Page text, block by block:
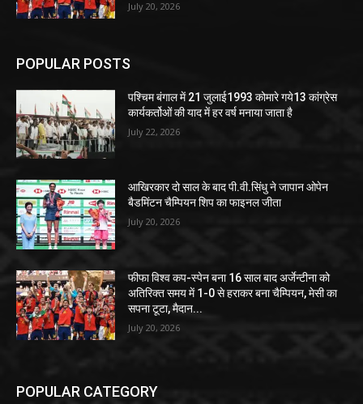
July 20, 2026
POPULAR POSTS
पश्चिम बंगाल में 21 जुलाई1993 कोमारे गये13 कांग्रेस
कार्यकर्तोओं की याद में हर वर्ष मनाया जाता है
July 22, 2026
आखिरकार दो साल के बाद पी.वी.सिंधु ने जापान ओपेन
बैडमिंटन चैम्पियन शिप का फाइनल जीता
July 20, 2026
फीफा विश्व कप-स्पेन बना 16 साल बाद अर्जेन्टीना को
अतिरिक्त समय में 1-0 से हराकर बना चैम्पियन, मेसी का
सपना टूटा, मैदान...
July 20, 2026
POPULAR CATEGORY